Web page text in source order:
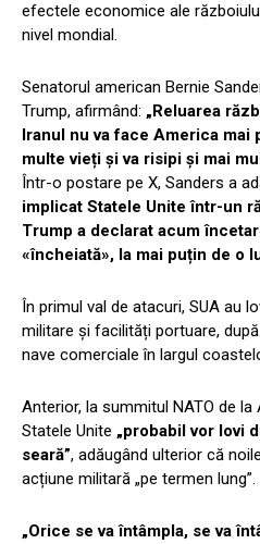
efectele economice ale
nivel mondial.
Senatorul american Bernie
Trump, afirmând: „Reluarea
Iranul nu va face America mai
multe vieți și va risipi și mai
Într-o postare pe X, Sanders a
implicat Statele Unite într-un
Trump a declarat acum
«încheiată», la mai puțin de o
În primul val de atacuri, SUA au
militare și facilități portuare,
nave comerciale în largul
Anterior, la summitul NATO de
Statele Unite „probabil vor lovi
seară”, adăugând ulterior că
acțiune militară „pe termen lung”.
„Orice se va întâmpla, se va